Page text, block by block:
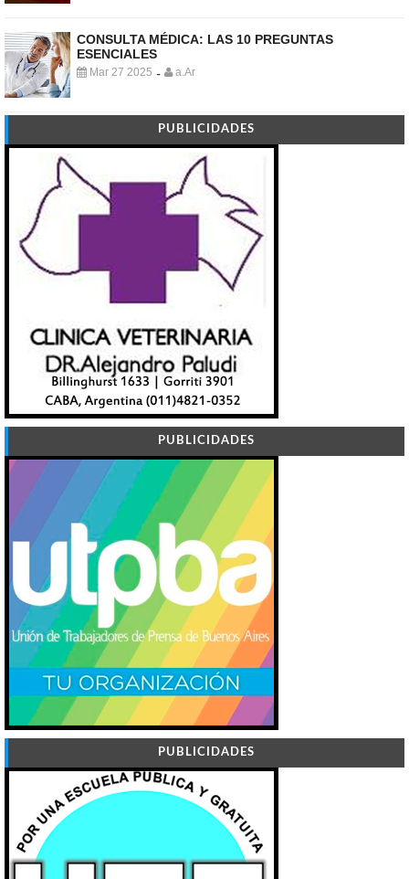
CONSULTA MÉDICA: LAS 10 PREGUNTAS
ESENCIALES
Mar 27 2025 - a.Ar
PUBLICIDADES
PUBLICIDADES
PUBLICIDADES